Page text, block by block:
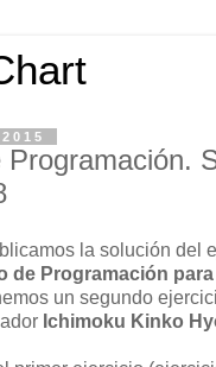
Programación.
la solución del
de Programación
un segundo
Ichimoku Kinko